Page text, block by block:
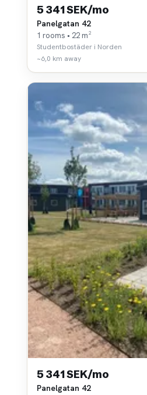
5 341 SEK/mo
Panelgatan 42
1 rooms • 22 m²
Studentbostäder i Norden
~6,0 km away
5 341 SEK/mo
Panelgatan 42